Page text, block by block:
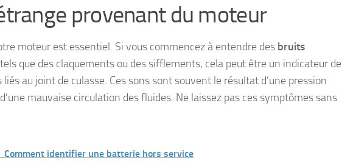
provenant du moteur
moteur est essentiel. Si vous commencez à entendre des bruits
que des claquements ou des sifflements, cela peut être un indicateur de
liés au joint de culasse. Ces sons sont souvent le résultat d’une pression
mauvaise circulation des fluides. Ne laissez pas ces symptômes sans
Comment identifier une batterie hors service